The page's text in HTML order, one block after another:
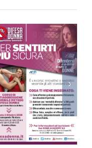
Sesto
Giovanni
(Milano)
Maurizio
Arena,
istruttore
Difesa
Donna
dell’anno
2025